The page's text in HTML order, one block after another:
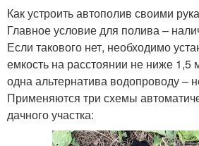
Как устроить автополив своими
Главное условие для полива –
Если такового нет, необходимо
емкость на расстоянии не ниже
одна альтернатива водопроводу –
Применяются три схемы
дачного участка: